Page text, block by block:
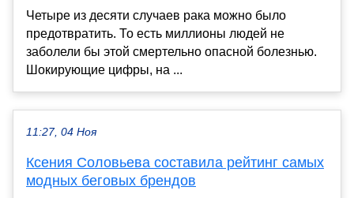
Четыре из десяти случаев рака можно было
предотвратить. То есть миллионы людей не
заболели бы этой смертельно опасной болезнью.
Шокирующие цифры, на ...
11:27, 04 Ноя
Ксения Соловьева составила рейтинг самых
модных беговых брендов